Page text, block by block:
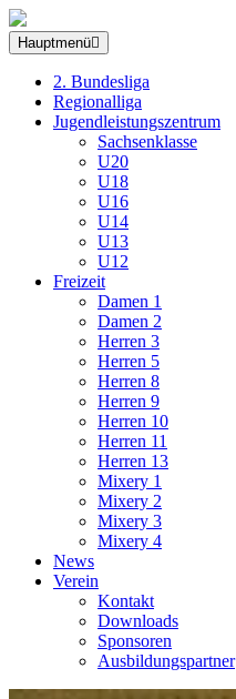
Hauptmenü
2. Bundesliga
Regionalliga
Jugendleistungszentrum
Sachsenklasse
U20
U18
U16
U14
U13
U12
Freizeit
Damen 1
Damen 2
Herren 3
Herren 5
Herren 8
Herren 9
Herren 10
Herren 11
Herren 13
Mixery 1
Mixery 2
Mixery 3
Mixery 4
News
Verein
Kontakt
Downloads
Sponsoren
Ausbildungspartner